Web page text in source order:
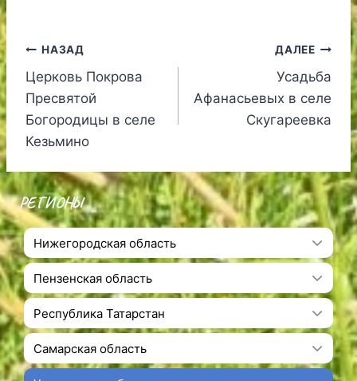
Навигация
по
записям
НАЗАД
Церковь Покрова
Пресвятой
Богородицы в селе
Кезьмино
ДАЛЕЕ
Усадьба
Афанасьевых в селе
Скугареевка
РЕГИОНЫ
Нижегородская область
Пензенская область
Республика Татарстан
Самарская область